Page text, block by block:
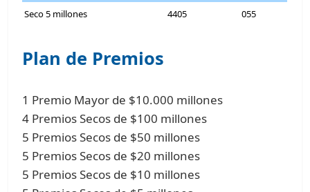
Seco 5 millones
4405 055
Plan de Premios
1 Premio Mayor de $10.000 millones
4 Premios Secos de $100 millones
5 Premios Secos de $50 millones
5 Premios Secos de $20 millones
5 Premios Secos de $10 millones